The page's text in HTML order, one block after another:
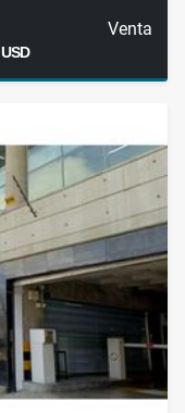
Venta
USD